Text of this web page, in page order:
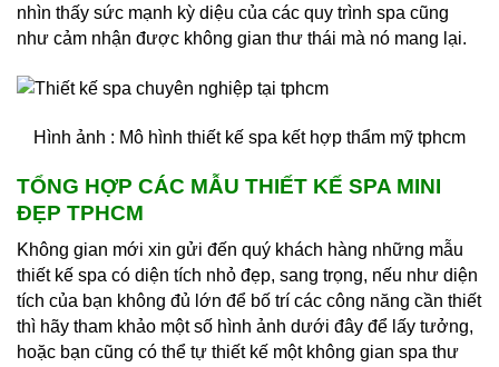
nhìn thấy sức mạnh kỳ diệu của các quy trình spa cũng
như cảm nhận được không gian thư thái mà nó mang lại.
Hình ảnh : Mô hình thiết kế spa kết hợp thẩm mỹ tphcm
TỔNG HỢP CÁC MẪU THIẾT KẾ SPA MINI
ĐẸP TPHCM
Không gian mới xin gửi đến quý khách hàng những mẫu
thiết kế spa có diện tích nhỏ đẹp, sang trọng, nếu như diện
tích của bạn không đủ lớn để bố trí các công năng cần thiết
thì hãy tham khảo một số hình ảnh dưới đây để lấy tưởng,
hoặc bạn cũng có thể tự thiết kế một không gian spa thư